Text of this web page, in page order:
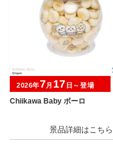
Chiikawa Baby ボーロ
2026年7月 17 日～登場